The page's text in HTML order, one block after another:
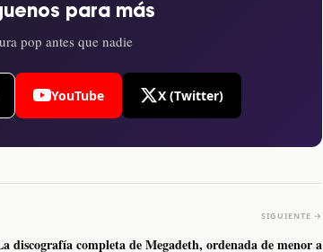
para más
pop antes que nadie
YouTube X (Twitter)
SIGUIENTE →
discografía completa de Megadeth, ordenada de menor a